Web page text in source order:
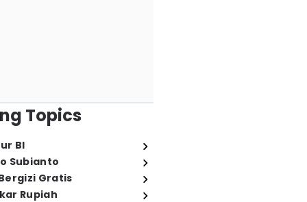
Topics
BI
Subianto
Gratis
Rupiah